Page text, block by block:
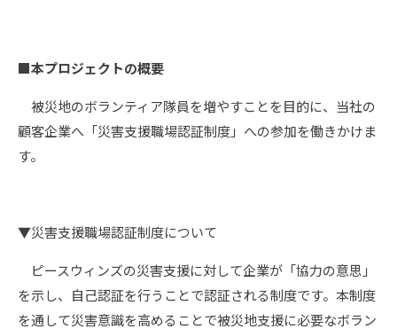
■本プロジェクトの概要
被災地のボランティア隊員を増やすことを目的に、当社の
顧客企業へ「災害支援職場認証制度」への参加を働きかけま
す。
▼災害支援職場認証制度について
ピースウィンズの災害支援に対して企業が「協力の意思」
を示し、自己認証を行うことで認証される制度です。本制度
を通して災害意識を高めることで被災地支援に必要なボラン